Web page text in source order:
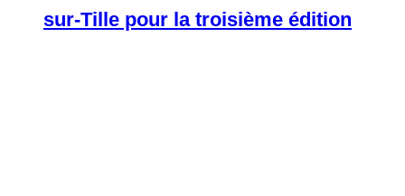
sur-Tille pour la troisième édition